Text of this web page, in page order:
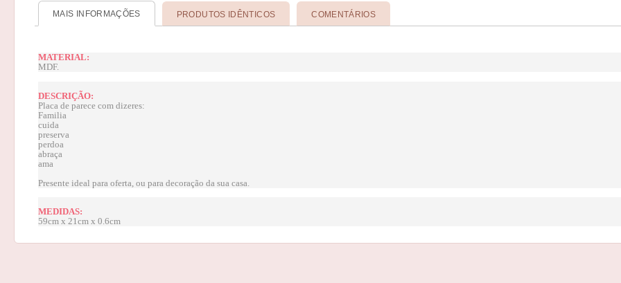
MAIS INFORMAÇÕES PRODUTOS IDÊNTICOS COMENTÁRIOS
MATERIAL:
MDF.
DESCRIÇÃO:
Placa de parece com dizeres:
Familia
cuida
preserva
perdoa
abraça
ama
Presente ideal para oferta, ou para decoração da sua casa.
MEDIDAS:
59cm x 21cm x 0.6cm